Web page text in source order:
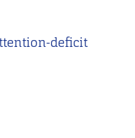
deficit